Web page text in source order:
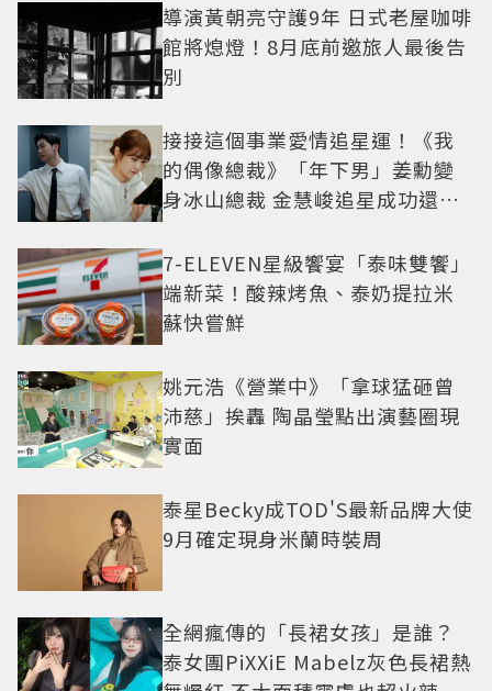
導演黃朝亮守護9年 日式老屋咖啡
館將熄燈！8月底前邀旅人最後告
別
接接這個事業愛情追星運！《我
的偶像總裁》「年下男」姜勳變
身冰山總裁 金慧峻追星成功還偶
7-ELEVEN星級饗宴「泰味雙饗」
端新菜！酸辣烤魚、泰奶提拉米
蘇快嘗鮮
姚元浩《營業中》「拿球猛砸曾
沛慈」挨轟 陶晶瑩點出演藝圈現
實面
泰星Becky成TOD'S最新品牌大使
9月確定現身米蘭時裝周
全網瘋傳的「長裙女孩」是誰？
泰女團PiXXiE Mabelz灰色長裙熱